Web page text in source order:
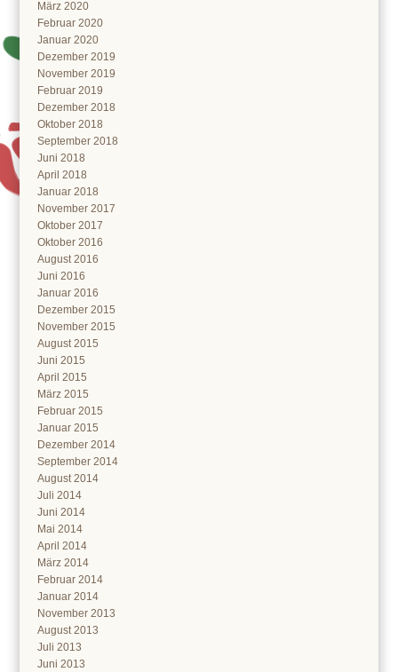
März 2020
Februar 2020
Januar 2020
Dezember 2019
November 2019
Februar 2019
Dezember 2018
Oktober 2018
September 2018
Juni 2018
April 2018
Januar 2018
November 2017
Oktober 2017
Oktober 2016
August 2016
Juni 2016
Januar 2016
Dezember 2015
November 2015
August 2015
Juni 2015
April 2015
März 2015
Februar 2015
Januar 2015
Dezember 2014
September 2014
August 2014
Juli 2014
Juni 2014
Mai 2014
April 2014
März 2014
Februar 2014
Januar 2014
November 2013
August 2013
Juli 2013
Juni 2013